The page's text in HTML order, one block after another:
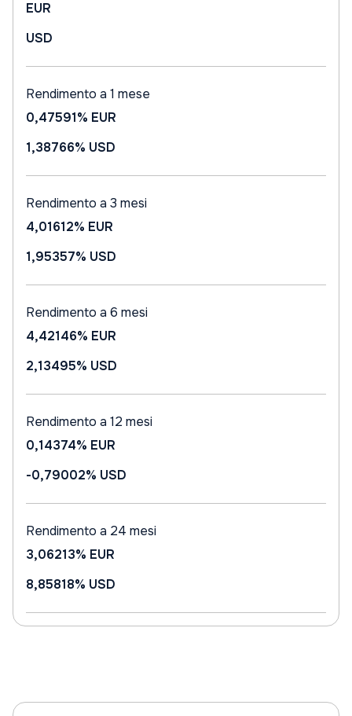
EUR
USD
Rendimento a 1 mese
0,47591% EUR
1,38766% USD
Rendimento a 3 mesi
4,01612% EUR
1,95357% USD
Rendimento a 6 mesi
4,42146% EUR
2,13495% USD
Rendimento a 12 mesi
0,14374% EUR
-0,79002% USD
Rendimento a 24 mesi
3,06213% EUR
8,85818% USD